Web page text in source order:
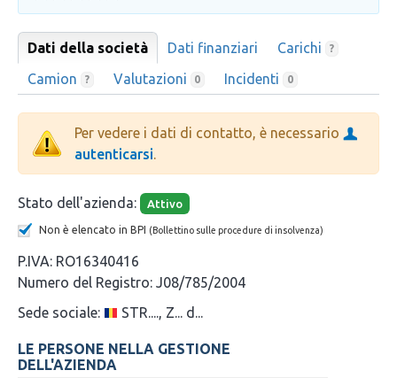
Dati della società Dati finanziari Carichi ?
Camion ? Valutazioni 0 Incidenti 0
Per vedere i dati di contatto, è necessario
autenticarsi
Stato dell'azienda: Attivo
Non è elencato in BPI (Bollettino sulle procedure di insolvenza)
P.IVA: RO16340416
Numero del Registro: J08/785/2004
Sede sociale:
STR...., Z... d...
LE PERSONE NELLA GESTIONE
DELL'AZIENDA